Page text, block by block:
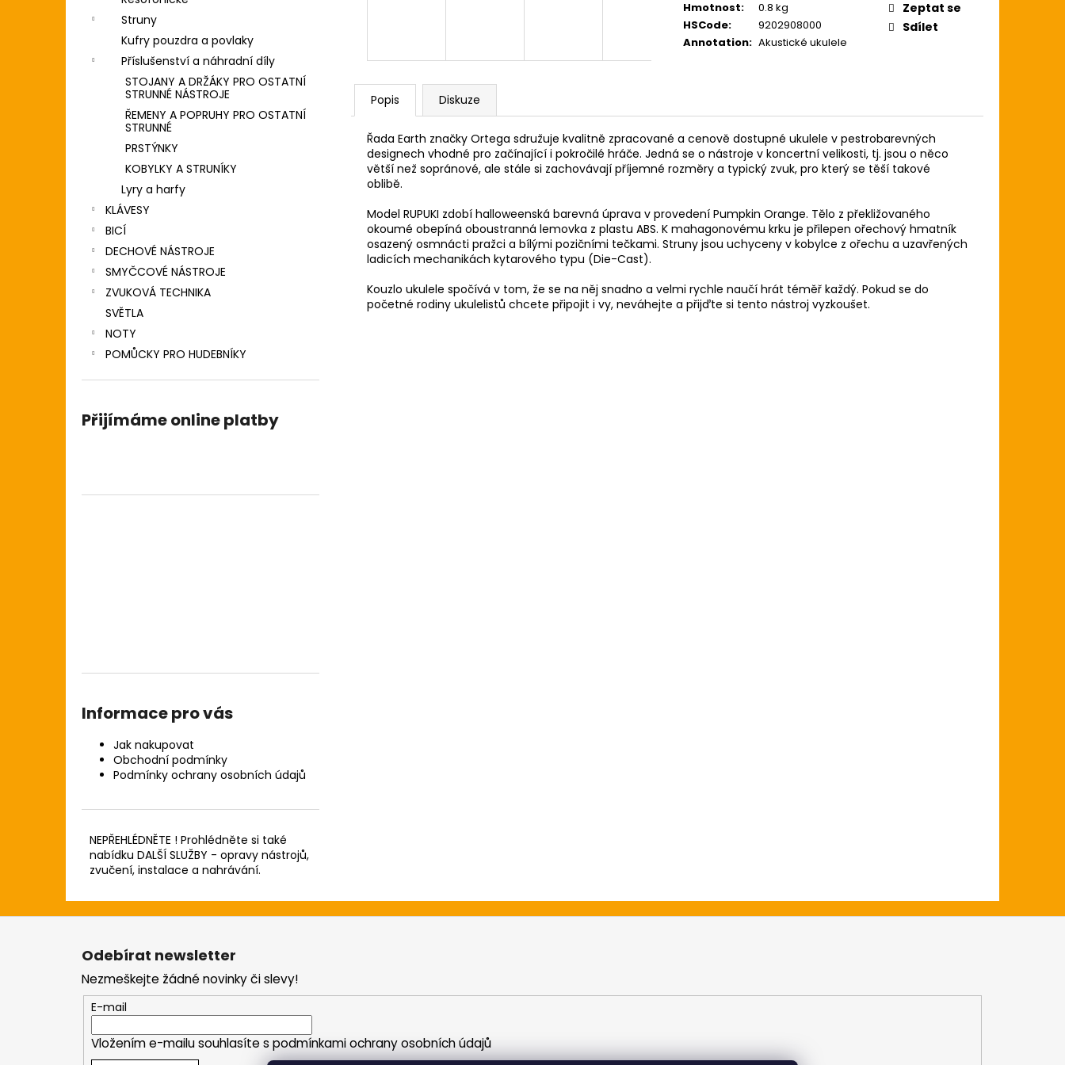
Struny
Kufry pouzdra a povlaky
Příslušenství a náhradní díly
STOJANY A DRŽÁKY PRO OSTATNÍ
STRUNNÉ NÁSTROJE
ŘEMENY A POPRUHY PRO OSTATNÍ
STRUNNÉ
PRSTÝNKY
KOBYLKY A STRUNÍKY
Lyry a harfy
KLÁVESY
BICÍ
DECHOVÉ NÁSTROJE
SMYČCOVÉ NÁSTROJE
ZVUKOVÁ TECHNIKA
SVĚTLA
NOTY
POMŮCKY PRO HUDEBNÍKY
Přijímáme online platby
Informace pro vás
Jak nakupovat
Obchodní podmínky
Podmínky ochrany osobních údajů
NEPŘEHLÉDNĚTE ! Prohlédněte si také
nabídku DALŠÍ SLUŽBY - opravy nástrojů,
zvučení, instalace a nahrávání.
Hmotnost:
0.8 kg
HSCode:
9202908000
Annotation: Akustické ukulele
Zeptat se
Sdílet
Popis Diskuze
Řada Earth značky Ortega sdružuje kvalitně zpracované a cenově dostupné ukulele v pestrobarevných
designech vhodné pro začínající i pokročilé hráče. Jedná se o nástroje v koncertní velikosti, tj. jsou o něco
větší než sopránové, ale stále si zachovávají příjemné rozměry a typický zvuk, pro který se těší takové
oblibě.
Model RUPUKI zdobí halloweenská barevná úprava v provedení Pumpkin Orange. Tělo z překližovaného
okoumé obepíná oboustranná lemovka z plastu ABS. K mahagonovému krku je přilepen ořechový hmatník
osazený osmnácti pražci a bílými pozičními tečkami. Struny jsou uchyceny v kobylce z ořechu a uzavřených
ladicích mechanikách kytarového typu (Die-Cast).
Kouzlo ukulele spočívá v tom, že se na něj snadno a velmi rychle naučí hrát téměř každý. Pokud se do
početné rodiny ukulelistů chcete připojit i vy, neváhejte a přijďte si tento nástroj vyzkoušet.
8 690 Kč
STRUNY PRO AKUSTICKOU KYTARU
Odebírat newsletter
Nezmeškejte žádné novinky či slevy!
E-mail
Vložením e-mailu souhlasíte spodmínkami ochrany osobních údajů